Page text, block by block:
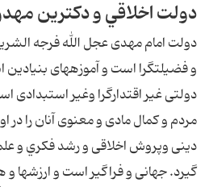
دولت اخلاقي و دكترين
دولت امام مهدى عجل الله فرجه
و فضيلت‏گرا است و آموزه‏هاى
دولتى غير اقتدارگرا وغير
مردم و كمال مادى و معنوى آنان را در
دينى وپروش اخلاقى و رشد فكري و
گيرد. جهانى و فراگير است و ارزش‏ها و